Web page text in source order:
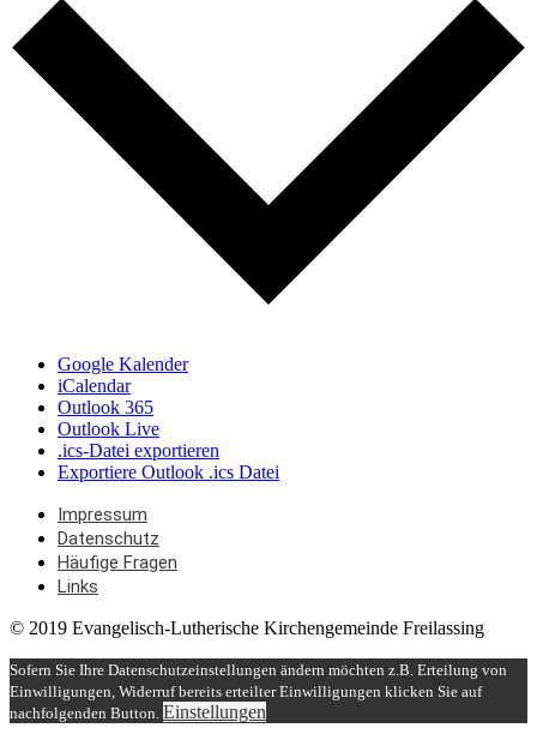
Google Kalender
iCalendar
Outlook 365
Outlook Live
.ics-Datei exportieren
Exportiere Outlook .ics Datei
Impressum
Datenschutz
Häufige Fragen
Links
© 2019 Evangelisch-Lutherische Kirchengemeinde Freilassing
Sofern Sie Ihre Datenschutzeinstellungen ändern möchten z.B. Erteilung von
Einwilligungen, Widerruf bereits erteilter Einwilligungen klicken Sie auf
nachfolgenden Button. Einstellungen